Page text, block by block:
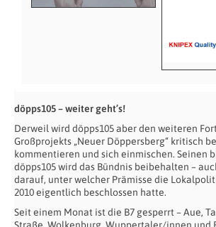
döpps105 – weiter geht’s!
Derweil wird döpps105 aber den weiteren
Großprojekts „Neuer Döppersberg“ kritisch
kommentieren und sich einmischen. Seinen
döpps105 wird das Bündnis beibehalten –
darauf, unter welcher Prämisse die
2010 eigentlich beschlossen hatte.
Seit einem Monat ist die B7 gesperrt – Aue,
Straße, Wolkenburg, Wuppertaler/innen und